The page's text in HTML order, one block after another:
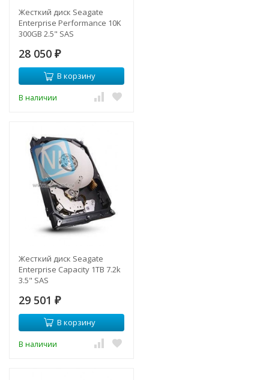
Жесткий диск Seagate
Enterprise Performance 10K
300GB 2.5" SAS
28 050 ₽
В корзину
В наличии
Жесткий диск Seagate
Enterprise Capacity 1TB 7.2k
3.5" SAS
29 501 ₽
В корзину
В наличии